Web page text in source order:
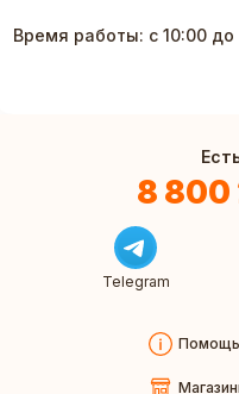
Время работы: с 10:00 до
8 800
Telegram
Помощь